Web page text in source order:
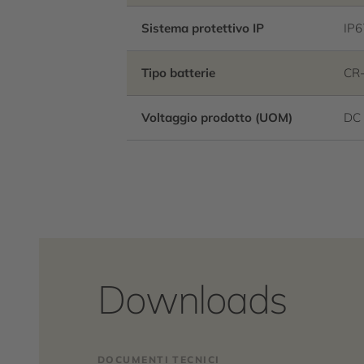
Sistema protettivo IP
Tipo batterie
Voltaggio prodotto (UOM) DC
Downloads
DOCUMENTI TECNICI